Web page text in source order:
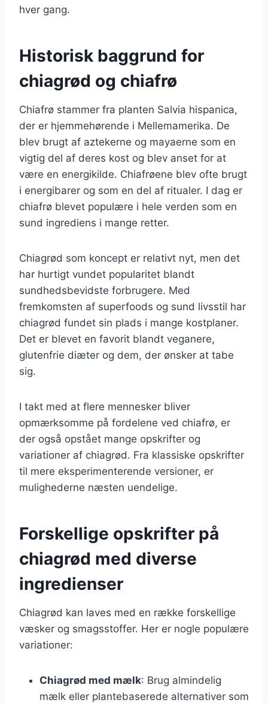
hver gang.
Historisk baggrund for
chiagrød og chiafrø
Chiafrø stammer fra planten Salvia hispanica,
der er hjemmehørende i Mellemamerika. De
blev brugt af aztekerne og mayaerne som en
vigtig del af deres kost og blev anset for at
være en energikilde. Chiafrøene blev ofte brugt
i energibarer og som en del af ritualer. I dag er
chiafrø blevet populære i hele verden som en
sund ingrediens i mange retter.
Chiagrød som koncept er relativt nyt, men det
har hurtigt vundet popularitet blandt
sundhedsbevidste forbrugere. Med
fremkomsten af superfoods og sund livsstil har
chiagrød fundet sin plads i mange kostplaner.
Det er blevet en favorit blandt veganere,
glutenfrie diæter og dem, der ønsker at tabe
sig.
I takt med at flere mennesker bliver
opmærksomme på fordelene ved chiafrø, er
der også opstået mange opskrifter og
variationer af chiagrød. Fra klassiske opskrifter
til mere eksperimenterende versioner, er
mulighederne næsten uendelige.
Forskellige opskrifter på
chiagrød med diverse
ingredienser
Chiagrød kan laves med en række forskellige
væsker og smagsstoffer. Her er nogle populære
variationer:
Chiagrød med mælk: Brug almindelig
mælk eller plantebaserede alternativer som